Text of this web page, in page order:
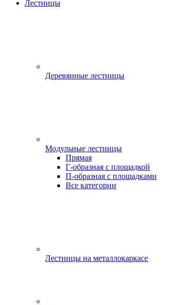
Лестницы
Деревянные лестницы
Модульные лестницы
Прямая
Г-образная с площадкой
П-образная с площадками
Все категории
Лестницы на металлокаркасе